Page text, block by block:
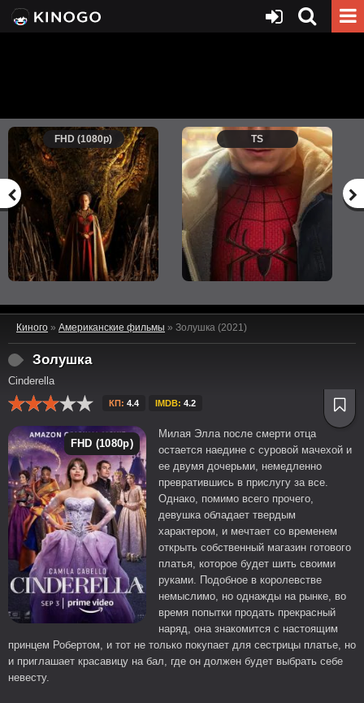
FHD (1080p) TS
Киного » Американские фильмы » Золушка (2021)
Золушка
Cinderella
КП: 4.4 IMDB: 4.2
FHD (1080p)
Милая Элла после смерти отца
остается наедине с суровой мачехой и
ее двумя дочерьми, немедленно
превратившись в прислугу за все.
Однако, помимо всего прочего,
девушка обладает твердым
характером, и мечтает со временем
открыть собственный магазин готового
платья, которое будет шить своими
руками. Подобное в королевстве
немыслимо, но однажды на рынке, во
время попытки продать прекрасный
наряд, она знакомится с настоящим
принцем Робертом, и тот не только покупает для сестрицы платье, но
и приглашает красавицу на бал, где он должен будет выбрать себе
невесту.